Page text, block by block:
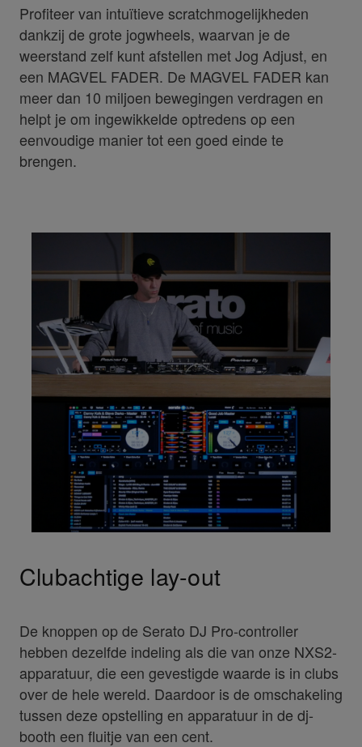
Profiteer van intuïtieve scratchmogelijkheden
dankzij de grote jogwheels, waarvan je de
weerstand zelf kunt afstellen met Jog Adjust, en
een MAGVEL FADER. De MAGVEL FADER kan
meer dan 10 miljoen bewegingen verdragen en
helpt je om ingewikkelde optredens op een
eenvoudige manier tot een goed einde te
brengen.
Clubachtige lay-out
De knoppen op de Serato DJ Pro-controller
hebben dezelfde indeling als die van onze NXS2-
apparatuur, die een gevestigde waarde is in clubs
over de hele wereld. Daardoor is de omschakeling
tussen deze opstelling en apparatuur in de dj-
booth een fluitje van een cent.